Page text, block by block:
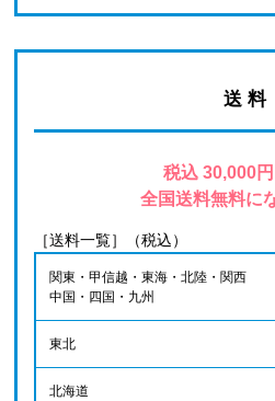
送 料
税込 30,000
全国送料無料に
［送料一覧］（税込）
関東・甲信越・東海・北陸・関西
中国・四国・九州
東北
北海道